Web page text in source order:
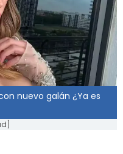
nuevo galán ¿Ya es